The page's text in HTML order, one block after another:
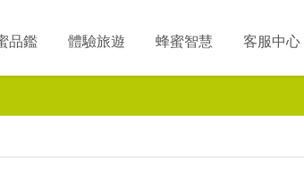
品鑑 體驗旅遊 蜂蜜智慧 客服中心